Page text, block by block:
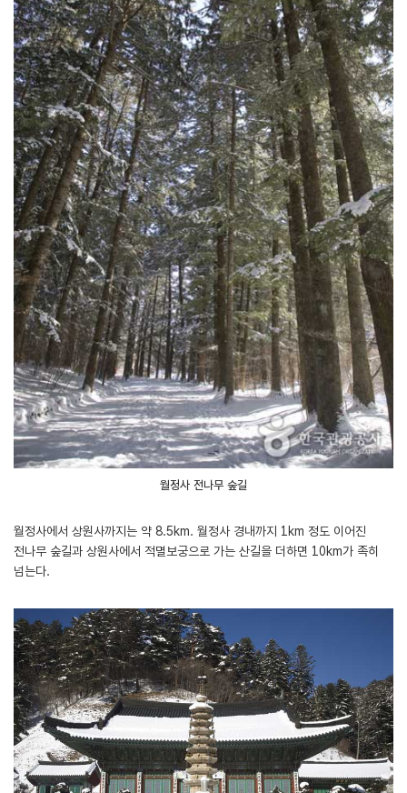
월정사 전나무 숲길
월정사에서 상원사까지는 약 8.5km. 월정사 경내까지 1km 정도 이어진
전나무 숲길과 상원사에서 적멸보궁으로 가는 산길을 더하면 10km가 족히
넘는다.